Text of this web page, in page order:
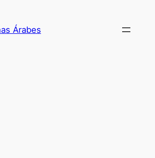
Árabes